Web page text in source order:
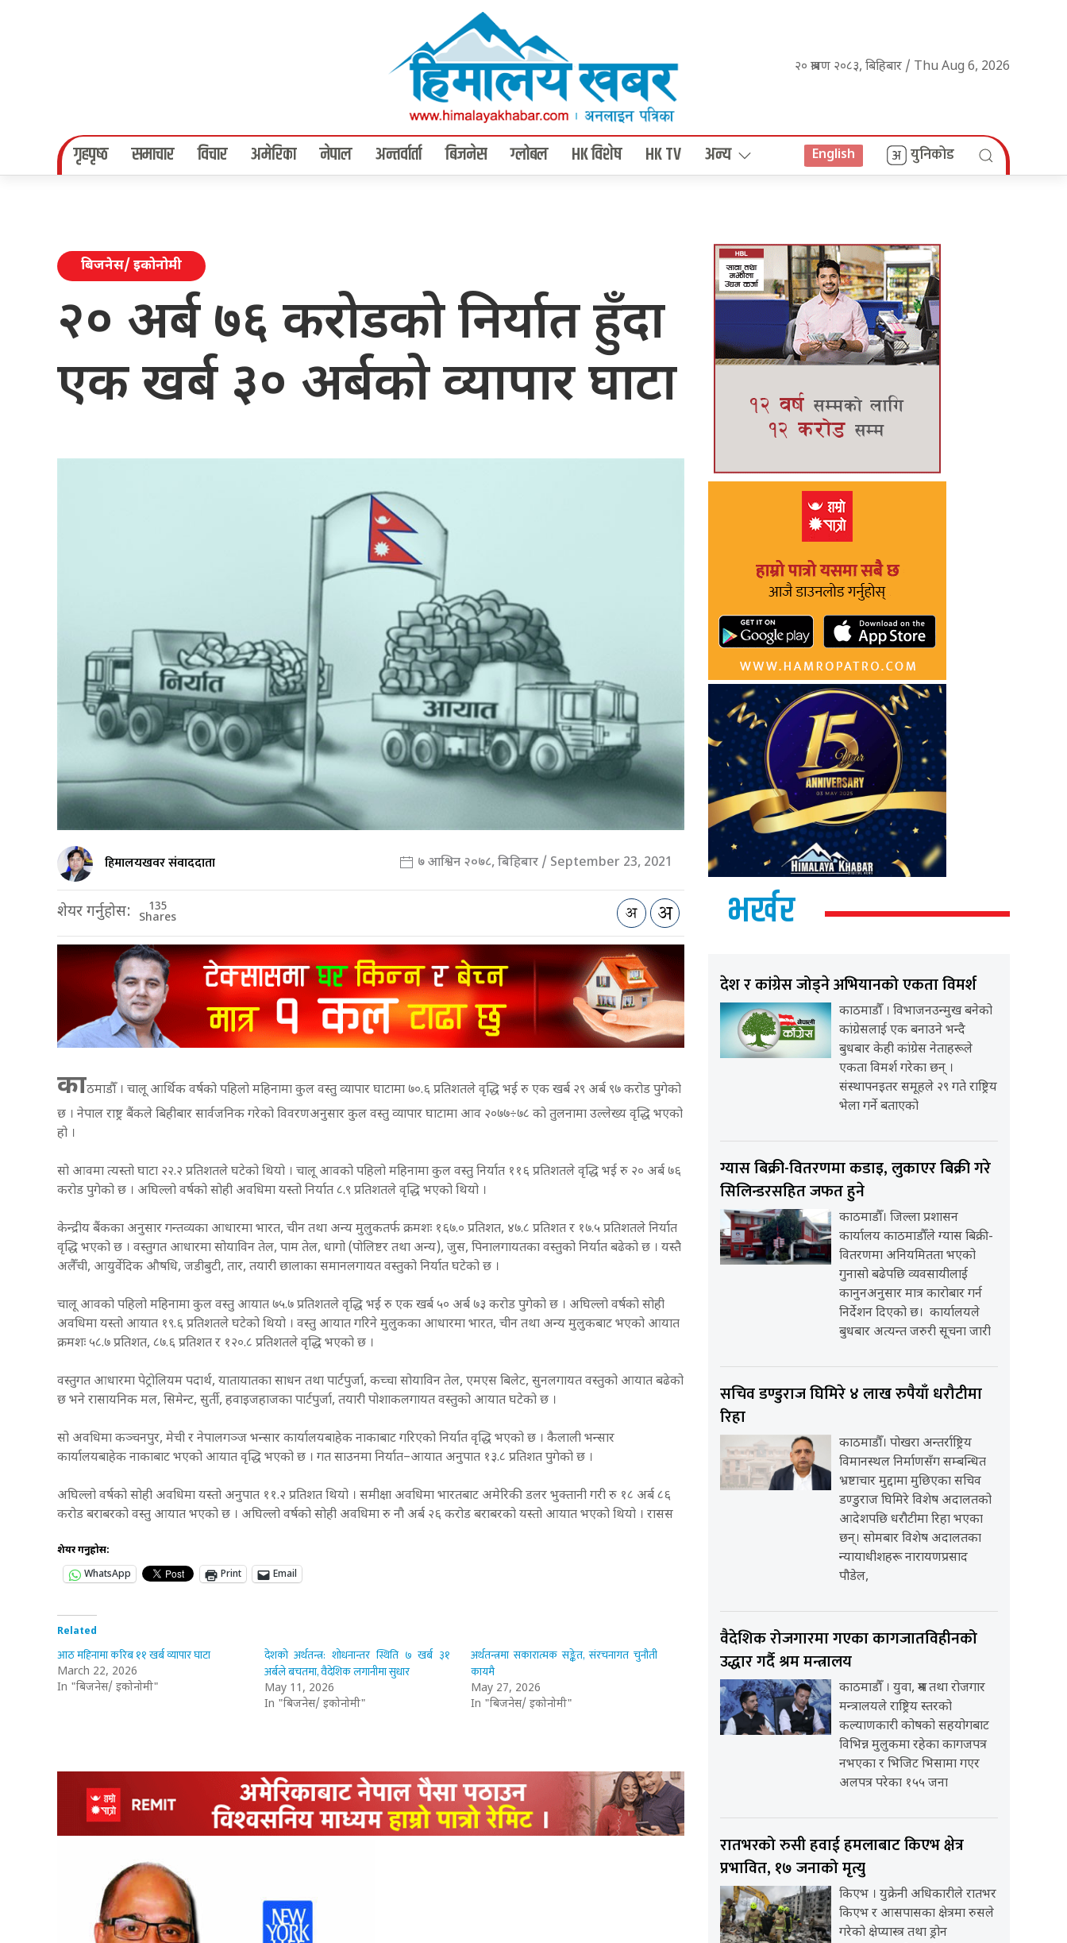
२० श्रावण २०८३, बिहिबार / Thu Aug 6, 2026
गृहपृष्‍ठ समाचार विचार अमेरिका नेपाल अन्तर्वार्ता बिजनेस ग्लोबल HK विशेष HK TV अन्य English युनिकोड
बिजनेस/ इकोनोमी
२० अर्ब ७६ करोडको निर्यात हुँदा
एक खर्ब ३० अर्बको व्यापार घाटा
हिमालयखवर संवाददाता ७ आश्विन २०७८, बिहिबार / September 23, 2021
शेयर गर्नुहोस: 135
Shares
काठमाडौँ । चालू आर्थिक वर्षको पहिलो महिनामा कुल वस्तु व्यापार घाटामा ७०.६ प्रतिशतले वृद्धि भई रु एक खर्ब २९ अर्ब ९७ करोड पुगेको
छ । नेपाल राष्ट्र बैंकले बिहीबार सार्वजनिक गरेको विवरणअनुसार कुल वस्तु व्यापार घाटामा आव २०७७÷७८ को तुलनामा उल्लेख्य वृद्धि भएको
हो ।
सो आवमा त्यस्तो घाटा २२.२ प्रतिशतले घटेको थियो । चालू आवको पहिलो महिनामा कुल वस्तु निर्यात ११६ प्रतिशतले वृद्धि भई रु २० अर्ब ७६
करोड पुगेको छ । अघिल्लो वर्षको सोही अवधिमा यस्तो निर्यात ८.९ प्रतिशतले वृद्धि भएको थियो ।
केन्द्रीय बैंकका अनुसार गन्तव्यका आधारमा भारत, चीन तथा अन्य मुलुकतर्फ क्रमशः १६७.० प्रतिशत, ४७.८ प्रतिशत र १७.५ प्रतिशतले निर्यात
वृद्धि भएको छ । वस्तुगत आधारमा सोयाविन तेल, पाम तेल, धागो (पोलिष्टर तथा अन्य), जुस, पिनालगायतका वस्तुको निर्यात बढेको छ । यस्तै
अलैँची, आयुर्वेदिक औषधि, जडीबुटी, तार, तयारी छालाका समानलगायत वस्तुको निर्यात घटेको छ ।
चालू आवको पहिलो महिनामा कुल वस्तु आयात ७५.७ प्रतिशतले वृद्धि भई रु एक खर्ब ५० अर्ब ७३ करोड पुगेको छ । अघिल्लो वर्षको सोही
अवधिमा यस्तो आयात १९.६ प्रतिशतले घटेको थियो । वस्तु आयात गरिने मुलुकका आधारमा भारत, चीन तथा अन्य मुलुकबाट भएको आयात
क्रमशः ५८.७ प्रतिशत, ८७.६ प्रतिशत र १२०.८ प्रतिशतले वृद्धि भएको छ ।
वस्तुगत आधारमा पेट्रोलियम पदार्थ, यातायातका साधन तथा पार्टपुर्जा, कच्चा सोयाविन तेल, एमएस बिलेट, सुनलगायत वस्तुको आयात बढेको
छ भने रासायनिक मल, सिमेन्ट, सुर्ती, हवाइजहाजका पार्टपुर्जा, तयारी पोशाकलगायत वस्तुको आयात घटेको छ ।
सो अवधिमा कञ्चनपुर, मेची र नेपालगञ्ज भन्सार कार्यालयबाहेक नाकाबाट गरिएको निर्यात वृद्धि भएको छ । कैलाली भन्सार
कार्यालयबाहेक नाकाबाट भएको आयात वृद्धि भएको छ । गत साउनमा निर्यात–आयात अनुपात १३.८ प्रतिशत पुगेको छ ।
अघिल्लो वर्षको सोही अवधिमा यस्तो अनुपात ११.२ प्रतिशत थियो । समीक्षा अवधिमा भारतबाट अमेरिकी डलर भुक्तानी गरी रु १८ अर्ब ८६
करोड बराबरको वस्तु आयात भएको छ । अघिल्लो वर्षको सोही अवधिमा रु नौ अर्ब २६ करोड बराबरको यस्तो आयात भएको थियो । रासस
शेयर गर्नुहोस:
WhatsApp
Print Email
Related
आठ महिनामा करिब ११ खर्ब व्यापार घाटा
March 22, 2026
In "बिजनेस/ इकोनोमी"
देशको अर्थतन्त्र: शोधनान्तर स्थिति ७ खर्ब ३१
अर्बले बचतमा, वैदेशिक लगानीमा सुधार
May 11, 2026
In "बिजनेस/ इकोनोमी"
अर्थतन्त्रमा सकारात्मक सङ्केत, संरचनागत चुनौती
कायमै
May 27, 2026
In "बिजनेस/ इकोनोमी"
भर्खर
देश र कांग्रेस जोड्ने अभियानको एकता विमर्श
काठमाडौँ । विभाजनउन्मुख बनेको
कांग्रेसलाई एक बनाउने भन्दै
बुधबार केही कांग्रेस नेताहरूले
एकता विमर्श गरेका छन् ।
संस्थापनइतर समूहले २९ गते राष्ट्रिय
भेला गर्ने बताएको
ग्यास बिक्री-वितरणमा कडाइ, लुकाएर बिक्री गरे
सिलिन्डरसहित जफत हुने
काठमाडौँ। जिल्ला प्रशासन
कार्यालय काठमाडौँले ग्यास बिक्री-
वितरणमा अनियमितता भएको
गुनासो बढेपछि व्यवसायीलाई
कानुनअनुसार मात्र कारोबार गर्न
निर्देशन दिएको छ। कार्यालयले
बुधबार अत्यन्त जरुरी सूचना जारी
सचिव डण्डुराज घिमिरे ४ लाख रुपैयाँ धरौटीमा
रिहा
काठमाडौँ। पोखरा अन्तर्राष्ट्रिय
विमानस्थल निर्माणसँग सम्बन्धित
भ्रष्टाचार मुद्दामा मुछिएका सचिव
डण्डुराज घिमिरे विशेष अदालतको
आदेशपछि धरौटीमा रिहा भएका
छन्। सोमबार विशेष अदालतका
न्यायाधीशहरू नारायणप्रसाद
पौडेल,
वैदेशिक रोजगारमा गएका कागजातविहीनको
उद्धार गर्दै श्रम मन्त्रालय
काठमाडौँ । युवा, श्रम तथा रोजगार
मन्त्रालयले राष्ट्रिय स्तरको
कल्याणकारी कोषको सहयोगबाट
विभिन्न मुलुकमा रहेका कागजपत्र
नभएका र भिजिट भिसामा गएर
अलपत्र परेका १५५ जना
रातभरको रुसी हवाई हमलाबाट किएभ क्षेत्र
प्रभावित, १७ जनाको मृत्यु
किएभ । युक्रेनी अधिकारीले रातभर
किएभ र आसपासका क्षेत्रमा रुसले
गरेको क्षेप्यास्त्र तथा ड्रोन